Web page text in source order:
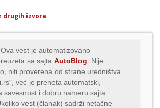
drugih izvora
Ova vest je automatizovano
sa sajta AutoBlog . Nije
niti proverena od strane uredništva
već je preneta automatski,
savesnost i dobru nameru sajta
vest (članak) sadrži netačne